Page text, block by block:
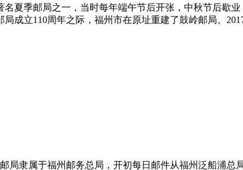
夏季邮局之一，当时每年端午节后开张，中秋节后歇
成立110周年之际，福州市在原址重建了鼓岭邮局。
局隶属于福州邮务总局，开初每日邮件从福州泛船浦总